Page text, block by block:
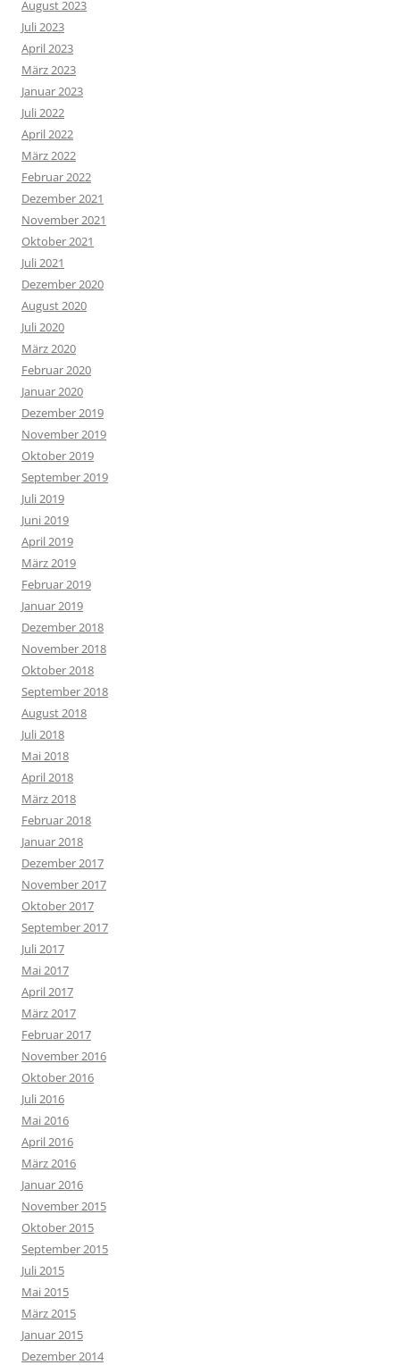
August 2023
Juli 2023
April 2023
März 2023
Januar 2023
Juli 2022
April 2022
März 2022
Februar 2022
Dezember 2021
November 2021
Oktober 2021
Juli 2021
Dezember 2020
August 2020
Juli 2020
März 2020
Februar 2020
Januar 2020
Dezember 2019
November 2019
Oktober 2019
September 2019
Juli 2019
Juni 2019
April 2019
März 2019
Februar 2019
Januar 2019
Dezember 2018
November 2018
Oktober 2018
September 2018
August 2018
Juli 2018
Mai 2018
April 2018
März 2018
Februar 2018
Januar 2018
Dezember 2017
November 2017
Oktober 2017
September 2017
Juli 2017
Mai 2017
April 2017
März 2017
Februar 2017
November 2016
Oktober 2016
Juli 2016
Mai 2016
April 2016
März 2016
Januar 2016
November 2015
Oktober 2015
September 2015
Juli 2015
Mai 2015
März 2015
Januar 2015
Dezember 2014